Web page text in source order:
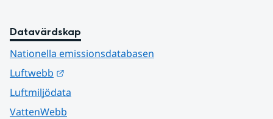
Datavärdskap
Nationella emissionsdatabasen
Luftwebb
Luftmiljödata
VattenWebb